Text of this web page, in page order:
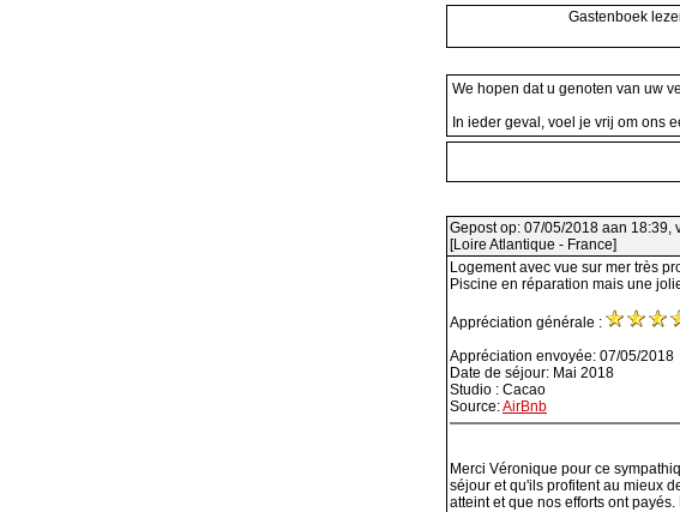
Gastenboek
We hopen dat u genoten van uw
In ieder geval, voel je vrij om ons
Gepost op: 07/05/2018 aan 18:39,
[Loire Atlantique - France]
Logement avec vue sur mer très
Piscine en réparation mais une
Appréciation générale :
Appréciation envoyée: 07/05/2018
Date de séjour: Mai 2018
Studio : Cacao
Source:AirBnb
Merci Véronique pour ce
séjour et qu'ils profitent au mieux
atteint et que nos efforts ont